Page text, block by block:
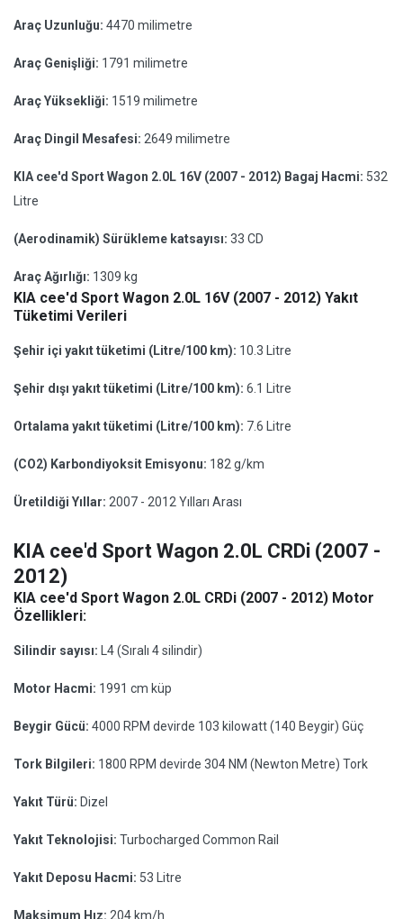
Araç Uzunluğu: 4470 milimetre
Araç Genişliği: 1791 milimetre
Araç Yüksekliği: 1519 milimetre
Araç Dingil Mesafesi: 2649 milimetre
KIA cee'd Sport Wagon 2.0L 16V (2007 - 2012) Bagaj Hacmi: 532
Litre
(Aerodinamik) Sürükleme katsayısı: 33 CD
Araç Ağırlığı: 1309 kg
KIA cee'd Sport Wagon 2.0L 16V (2007 - 2012) Yakıt
Tüketimi Verileri
Şehir içi yakıt tüketimi (Litre/100 km): 10.3 Litre
Şehir dışı yakıt tüketimi (Litre/100 km): 6.1 Litre
Ortalama yakıt tüketimi (Litre/100 km): 7.6 Litre
(CO2) Karbondiyoksit Emisyonu: 182 g/km
Üretildiği Yıllar: 2007 - 2012 Yılları Arası
KIA cee'd Sport Wagon 2.0L CRDi (2007 -
2012)
KIA cee'd Sport Wagon 2.0L CRDi (2007 - 2012) Motor
Özellikleri:
Silindir sayısı: L4 (Sıralı 4 silindir)
Motor Hacmi: 1991 cm küp
Beygir Gücü: 4000 RPM devirde 103 kilowatt (140 Beygir) Güç
Tork Bilgileri: 1800 RPM devirde 304 NM (Newton Metre) Tork
Yakıt Türü: Dizel
Yakıt Teknolojisi: Turbocharged Common Rail
Yakıt Deposu Hacmi: 53 Litre
Maksimum Hız: 204 km/h